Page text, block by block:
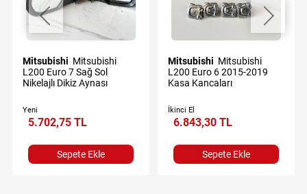
Mitsubishi
L200 Euro 7 Sağ Sol
Nikelajlı Dikiz Aynası
Yeni
5.702,75 TL
Sepete Ekle
Mitsubishi
L200 Euro 6 2015-2019
Kasa Kancaları
İkinci El
6.843,30 TL
Sepete Ekle